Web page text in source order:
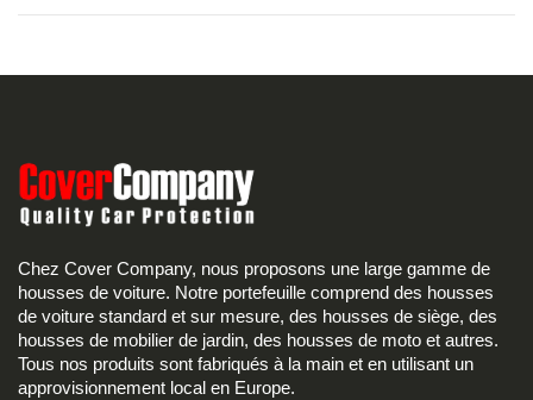
Chez Cover Company, nous proposons une large gamme de
housses de voiture. Notre portefeuille comprend des housses
de voiture standard et sur mesure, des housses de siège, des
housses de mobilier de jardin, des housses de moto et autres.
Tous nos produits sont fabriqués à la main et en utilisant un
approvisionnement local en Europe.